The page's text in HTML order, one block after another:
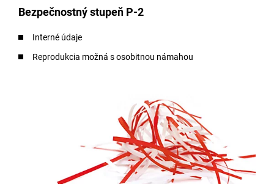
Bezpečnostný stupeň P-2
Interné údaje
Reprodukcia možná s osobitnou námahou